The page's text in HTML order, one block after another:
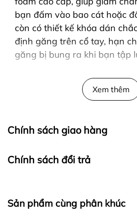
bạn đấm vào bao cát hoặc
còn có thiết kế khóa dán
định găng trên cổ tay, hạn
găng bị bung ra khi bạn tập
Găng tay boxing Twins
nhiều kích thước khác nhau,
đối tượng sử dụng. Găng
cho người sử dụng.
3.Hình ảnh thực tế của
3.Ưu điểm của găng tay
Xem thêm
Chính sách giao hàng
Chính sách đổi trả
Sản phẩm cùng phân khúc